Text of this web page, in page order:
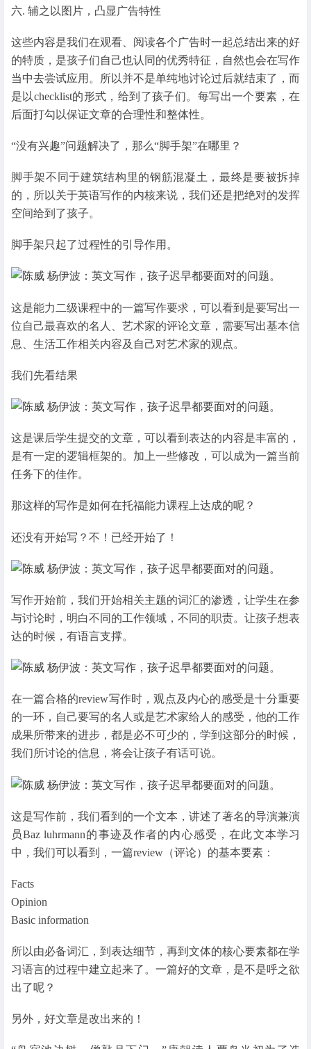
六. 辅之以图片，凸显广告特性
这些内容是我们在观看、阅读各个广告时一起总结出来的好
的特质，是孩子们自己也认同的优秀特征，自然也会在写作
当中去尝试应用。所以并不是单纯地讨论过后就结束了，而
是以checklist的形式，给到了孩子们。每写出一个要素，在
后面打勾以保证文章的合理性和整体性。
“没有兴趣”问题解决了，那么“脚手架”在哪里？
脚手架不同于建筑结构里的钢筋混凝土，最终是要被拆掉
的，所以关于英语写作的内核来说，我们还是把绝对的发挥
空间给到了孩子。
脚手架只起了过程性的引导作用。
这是能力二级课程中的一篇写作要求，可以看到是要写出一
位自己最喜欢的名人、艺术家的评论文章，需要写出基本信
息、生活工作相关内容及自己对艺术家的观点。
我们先看结果
这是课后学生提交的文章，可以看到表达的内容是丰富的，
是有一定的逻辑框架的。加上一些修改，可以成为一篇当前
任务下的佳作。
那这样的写作是如何在托福能力课程上达成的呢？
还没有开始写？不！已经开始了！
写作开始前，我们开始相关主题的词汇的渗透，让学生在参
与讨论时，明白不同的工作领域，不同的职责。让孩子想表
达的时候，有语言支撑。
在一篇合格的review写作时，观点及内心的感受是十分重要
的一环，自己要写的名人或是艺术家给人的感受，他的工作
成果所带来的进步，都是必不可少的，学到这部分的时候，
我们所讨论的信息，将会让孩子有话可说。
这是写作前，我们看到的一个文本，讲述了著名的导演兼演
员Baz luhrmann的事迹及作者的内心感受，在此文本学习
中，我们可以看到，一篇review（评论）的基本要素：
Facts
Opinion
Basic information
所以由必备词汇，到表达细节，再到文体的核心要素都在学
习语言的过程中建立起来了。一篇好的文章，是不是呼之欲
出了呢？
另外，好文章是改出来的！